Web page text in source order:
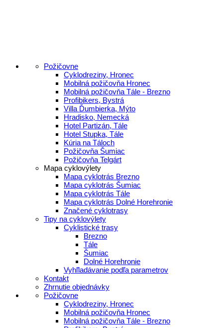
Požičovne
Cyklodreziny, Hronec
Mobilná požičovňa Hronec
Mobilná požičovňa Tále - Brezno
Profibikers, Bystrá
Villa Ďumbierka, Mýto
Hradisko, Nemecká
Hotel Partizán, Tále
Hotel Stupka, Tále
Kúria na Táloch
Požičovňa Šumiac
Požičovňa Telgárt
Mapa cyklovýlety
Mapa cyklotrás Brezno
Mapa cyklotrás Šumiac
Mapa cyklotrás Tále
Mapa cyklotrás Dolné Horehronie
Značené cyklotrasy
Tipy na cyklovýlety
Cyklistické trasy
Brezno
Tále
Šumiac
Dolné Horehronie
Vyhľladávanie podľa parametrov
Kontakt
Zhrnutie objednávky
Požičovne
Cyklodreziny, Hronec
Mobilná požičovňa Hronec
Mobilná požičovňa Tále - Brezno